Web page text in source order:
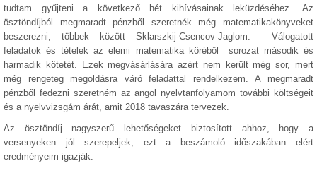
tudtam gyűjteni a következő hét kihívásainak leküzdéséhez. Az
ösztöndíjból megmaradt pénzből szeretnék még matematikakönyveket
beszerezni, többek között Sklarszkij-Csencov-Jaglom: Válogatott
feladatok és tételek az elemi matematika köréből sorozat második és
harmadik kötetét. Ezek megvásárlására azért nem került még sor, mert
még rengeteg megoldásra váró feladattal rendelkezem. A megmaradt
pénzből fedezni szeretném az angol nyelvtanfolyamom további költségeit
és a nyelvvizsgám árát, amit 2018 tavaszára tervezek.
Az ösztöndíj nagyszerű lehetőségeket biztosított ahhoz, hogy a
versenyeken jól szerepeljek, ezt a beszámoló időszakában elért
eredményeim igazják: